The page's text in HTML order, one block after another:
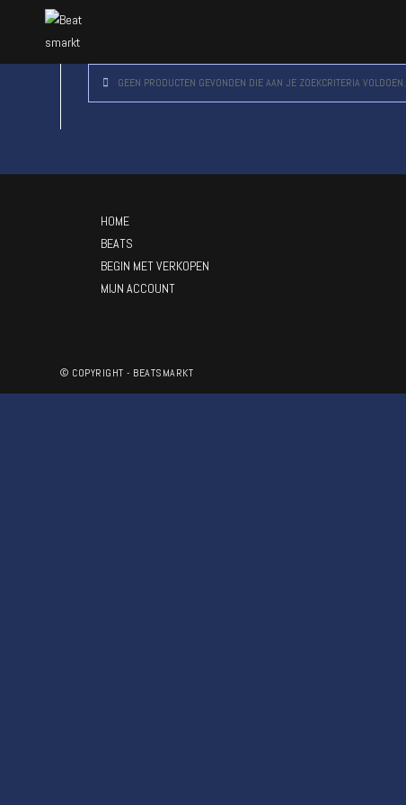
GEEN PRODUCTEN GEVONDEN DIE AAN JE ZOEKCRITERIA VOLDOEN.
HOME
BEATS
BEGIN MET VERKOPEN
MIJN ACCOUNT
© COPYRIGHT - BEATSMARKT